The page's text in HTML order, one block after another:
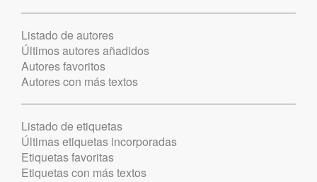
Listado de autores
Últimos autores añadidos
Autores favoritos
Autores con más textos
Listado de etiquetas
Últimas etiquetas incorporadas
Etiquetas favoritas
Etiquetas con más textos